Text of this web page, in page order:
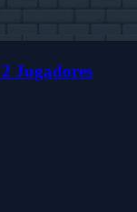
Jugadores